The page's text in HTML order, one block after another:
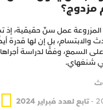
مزدوج؟
عمل سنّ حقيقية، إذ
والابتسام، بل إن لها قدرة
السمع، وفقًا لدراسة
شنغهاي.
تابع لعدد فبراير 2024